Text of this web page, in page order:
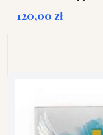
120,00 zł